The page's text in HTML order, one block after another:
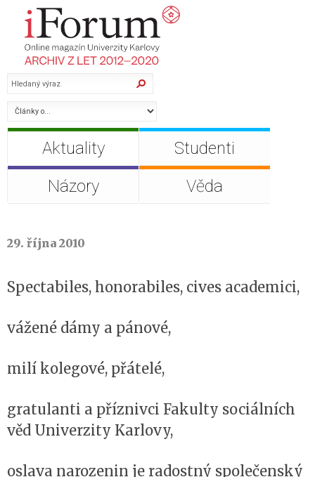
Aktuality
Studenti
Názory
Věda
29. října 2010
Spectabiles, honorabiles, cives academici,
vážené dámy a pánové,
milí kolegové, přátelé,
gratulanti a příznivci Fakulty sociálních
věd Univerzity Karlovy,
oslava narozenin je radostný společenský